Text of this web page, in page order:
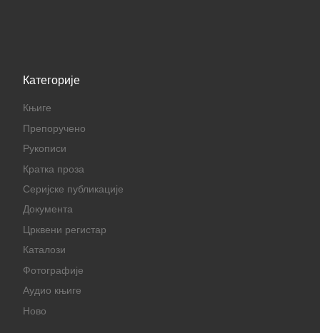
Категорије
Књиге
Препоручено
Рукописи
Кратка проза
Серијске публикације
Документа
Црквени регистар
Каталози
Фотографије
Аудио књиге
Ново